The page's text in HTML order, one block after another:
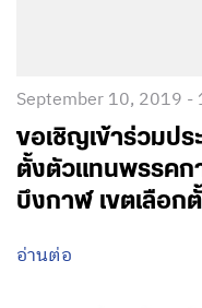
September 10, 2019 -
ขอเชิญเข้าร่วมป
ตั้งตัวแทนพรรคก
บึงกาฬ เขตเลือก
อ่านต่อ